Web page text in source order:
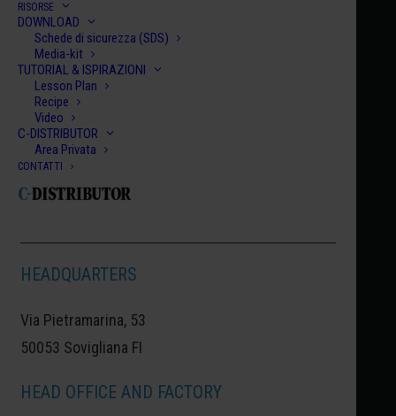
RISORSE
DOWNLOAD
Schede di sicurezza (SDS)
Media-kit
TUTORIAL & ISPIRAZIONI
Lesson Plan
Recipe
Video
C-DISTRIBUTOR
Area Privata
CONTATTI
HEADQUARTERS
Via Pietramarina, 53
50053 Sovigliana FI
HEAD OFFICE AND FACTORY
CAPRI
CAPRI:CAPRI, UNA MERAVIGLIA
UN'ISOLA NEL CUORE DELL'ITALIA: CAPRI